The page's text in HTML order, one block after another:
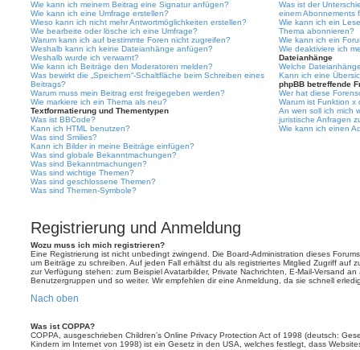
Wie kann ich meinem Beitrag eine Signatur anfügen?
Wie kann ich eine Umfrage erstellen?
Wieso kann ich nicht mehr Antwortmöglichkeiten erstellen?
Wie bearbeite oder lösche ich eine Umfrage?
Warum kann ich auf bestimmte Foren nicht zugreifen?
Weshalb kann ich keine Dateianhänge anfügen?
Weshalb wurde ich verwarnt?
Wie kann ich Beiträge den Moderatoren melden?
Was bewirkt die „Speichern“-Schaltfläche beim Schreiben eines
Beitrags?
Warum muss mein Beitrag erst freigegeben werden?
Wie markiere ich ein Thema als neu?
Textformatierung und Thementypen
Was ist BBCode?
Kann ich HTML benutzen?
Was sind Smilies?
Kann ich Bilder in meine Beiträge einfügen?
Was sind globale Bekanntmachungen?
Was sind Bekanntmachungen?
Was sind wichtige Themen?
Was sind geschlossene Themen?
Was sind Themen-Symbole?
Was ist der
einem Abonnements
Wie kann ich ein
Thema abonnieren?
Wie kann ich ein
Wie deaktiviere ich
Dateianhänge
Welche
Kann ich eine
phpBB betreffende
Wer hat diese
Warum ist Funktion
An wen soll ich mich
juristische Anfragen
Wie kann ich einen
Registrierung und Anmeldung
Wozu muss ich mich registrieren?
Eine Registrierung ist nicht unbedingt zwingend. Die Board-Administration dieses
um Beiträge zu schreiben. Auf jeden Fall erhältst du als registriertes Mitglied Zugriff auf
zur Verfügung stehen: zum Beispiel Avatarbilder, Private Nachrichten, E-Mail-Versand
Benutzergruppen und so weiter. Wir empfehlen dir eine Anmeldung, da sie schnell
Nach oben
Was ist COPPA?
COPPA, ausgeschrieben Children’s Online Privacy Protection Act of 1998 (deutsch:
Kindern im Internet von 1998) ist ein Gesetz in den USA, welches festlegt, dass